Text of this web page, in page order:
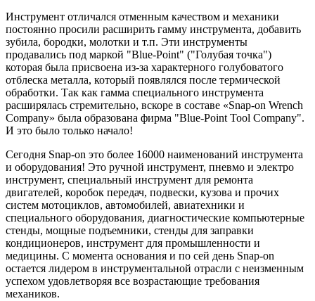
Инструмент отличался отменным качеством и механики
постоянно просили расширить гамму инструмента, добавить
зубила, бородки, молотки и т.п. Эти инструменты
продавались под маркой "Blue-Point" ("Голубая точка")
которая была присвоена из-за характерного голубоватого
отблеска металла, который появлялся после термической
обработки. Так как гамма специального инструмента
расширялась стремительно, вскоре в составе «Snap-on Wrench
Company» была образована фирма "Blue-Point Tool Company".
И это было только начало!
Сегодня Snap-on это более 16000 наименований инструмента
и оборудования! Это ручной инструмент, пневмо и электро
инструмент, специальный инструмент для ремонта
двигателей, коробок передач, подвески, кузова и прочих
систем мотоциклов, автомобилей, авиатехники и
специального оборудования, диагностические компьютерные
стенды, мощные подъемники, стенды для заправки
кондиционеров, инструмент для промышленности и
медицины. С момента основания и по сей день Snap-on
остается лидером в инструментальной отрасли с неизменным
успехом удовлетворяя все возрастающие требования
механиков.